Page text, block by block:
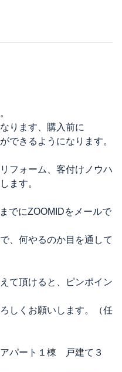
ります、購入前に
できるようになります。
フォーム、客付けノウハ
ます。
でにZOOMIDをメールで
、何やるのか目を通して
て頂けると、ピンポイン
しくお願いします。（任
パート１棟 戸建て３